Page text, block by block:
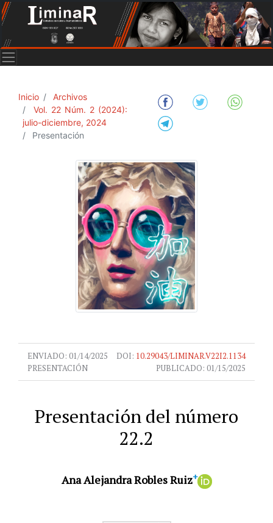
Inicio
Archivos
Vol. 22 Núm. 2 (2024):
julio-diciembre, 2024
Presentación
ENVIADO: 01/14/2025 DOI: 10.29043/LIMINAR.V22I2.1134
PRESENTACIÓN
PUBLICADO: 01/15/2025
Presentación del número
22.2
Ana Alejandra Robles Ruiz+